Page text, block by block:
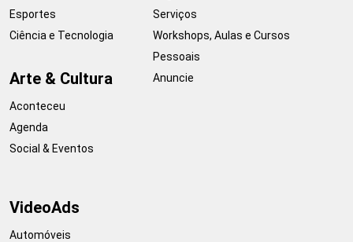
Esportes
Ciência e Tecnologia
Arte & Cultura
Aconteceu
Agenda
Social & Eventos
Serviços
Workshops, Aulas e Cursos
Pessoais
Anuncie
VideoAds
Automóveis